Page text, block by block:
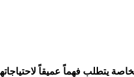
يتطلب فهماً عميقاً